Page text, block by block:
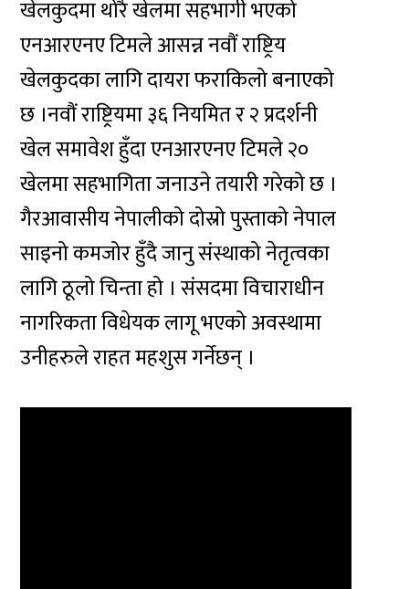
खेलकुदमा थोरै खेलमा सहभागी भएको
एनआरएनए टिमले आसन्न नवौं राष्ट्रिय
खेलकुदका लागि दायरा फराकिलो बनाएको
छ ।नवौं राष्ट्रियमा ३६ नियमित र २ प्रदर्शनी
खेल समावेश हुँदा एनआरएनए टिमले २०
खेलमा सहभागिता जनाउने तयारी गरेको छ ।
गैरआवासीय नेपालीको दोस्रो पुस्ताको नेपाल
साइनो कमजोर हुँदै जानु संस्थाको नेतृत्वका
लागि ठूलो चिन्ता हो । संसदमा विचाराधीन
नागरिकता विधेयक लागू भएको अवस्थामा
उनीहरुले राहत महशुस गर्नेछन् ।